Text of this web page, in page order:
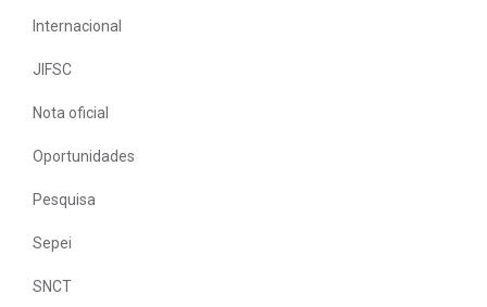
Internacional
JIFSC
Nota oficial
Oportunidades
Pesquisa
Sepei
SNCT